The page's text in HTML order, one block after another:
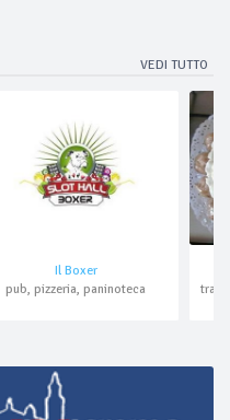
VEDI TUTTO
Il Boxer
pub, pizzeria, paninoteca